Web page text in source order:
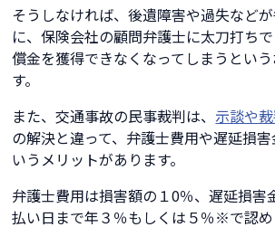
そうしなければ、後遺障害や過失など
に、保険会社の顧問弁護士に太刀打ち
償金を獲得できなくなってしまうとい
す。
また、交通事故の民事裁判は、 示談や
の解決と違って、弁護士費用や遅延損
いうメリットがあります。
弁護士費用は損害額の１0％、遅延損害
払い日まで年３％もしくは５％※で認